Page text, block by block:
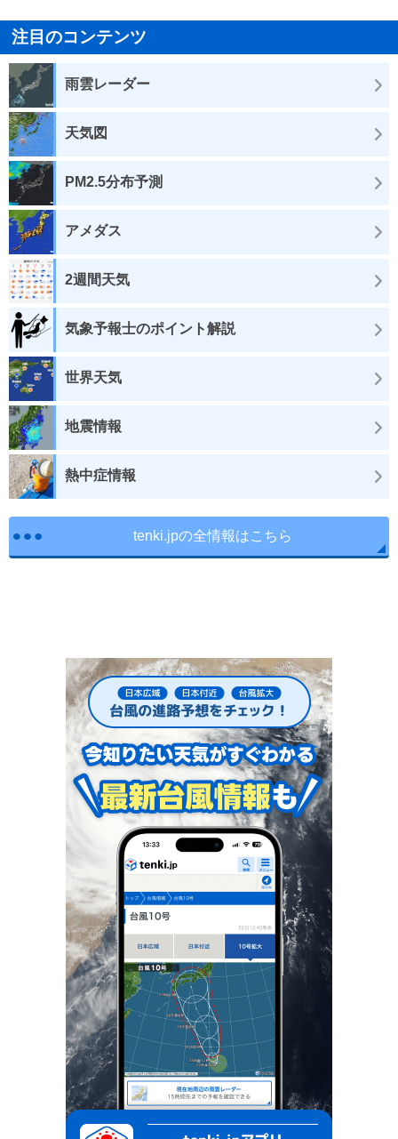
注目のコンテンツ
雨雲レーダー
天気図
PM2.5分布予測
アメダス
2週間天気
気象予報士のポイント解説
世界天気
地震情報
熱中症情報
tenki.jpの全情報はこちら